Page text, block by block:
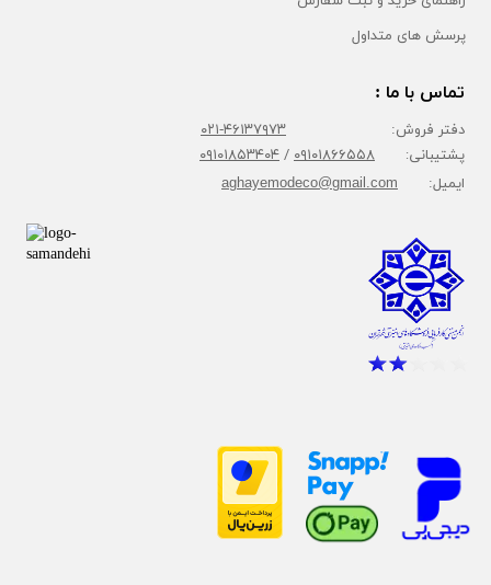
پرسش های متداول
تماس با ما :
دفتر فروش: ۴۶۱۳۷۹۷۳-۰۲۱
پشتیبانی: ۰۹۱۰۱۸۶۶۵۵۸/۰۹۱۰۱۸۵۳۴۰۴
ایمیل: aghayemodeco@gmail.com